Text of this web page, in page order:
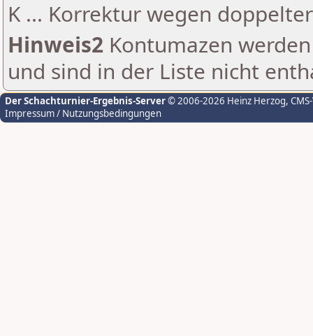
K ... Korrektur wegen
Hinweis2 Kontumazen
und sind in der Liste nicht
Der Schachturnier-Ergebnis-Server© 2006-2026 Heinz Herzog,
Impressum / Nutzungsbedingungen